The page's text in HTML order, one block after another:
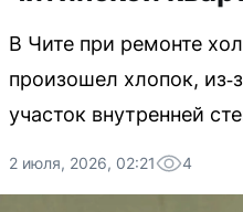
В Чите при ремонте
произошел хлопок,
участок внутренней
2 июля, 2026, 02:21 4